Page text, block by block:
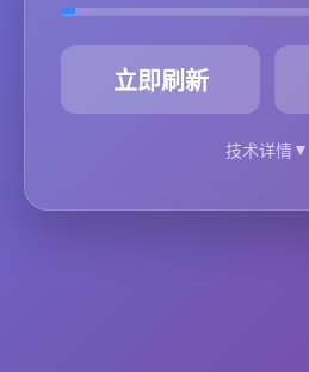
立即刷新
技术详情▼